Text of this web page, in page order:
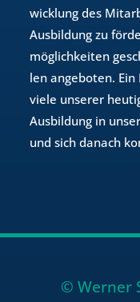
wick­lung des
Aus­bil­dung zu
mög­lich­kei­ten
len an­ge­bo­ten.
viele un­se­rer
Aus­bil­dung in
und sich da­nach
© Wer­ner